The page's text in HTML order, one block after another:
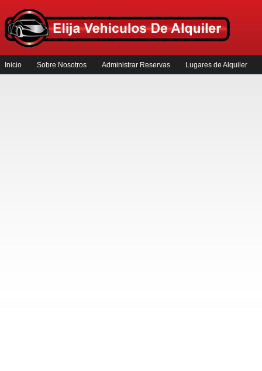
Inicio Sobre Nosotros Administrar Reservas Lugares de Alquiler